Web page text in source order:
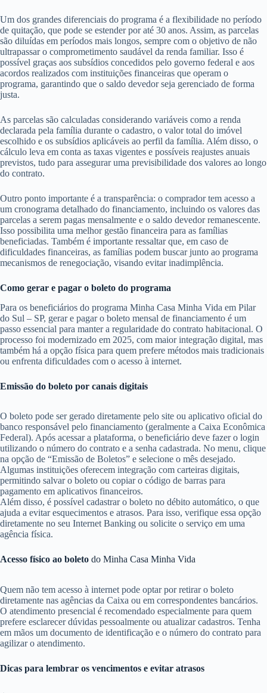
Um dos grandes diferenciais do programa é a flexibilidade no período
de quitação, que pode se estender por até 30 anos. Assim, as parcelas
são diluídas em períodos mais longos, sempre com o objetivo de não
ultrapassar o comprometimento saudável da renda familiar. Isso é
possível graças aos subsídios concedidos pelo governo federal e aos
acordos realizados com instituições financeiras que operam o
programa, garantindo que o saldo devedor seja gerenciado de forma
justa.
As parcelas são calculadas considerando variáveis como a renda
declarada pela família durante o cadastro, o valor total do imóvel
escolhido e os subsídios aplicáveis ao perfil da família. Além disso, o
cálculo leva em conta as taxas vigentes e possíveis reajustes anuais
previstos, tudo para assegurar uma previsibilidade dos valores ao longo
do contrato.
Outro ponto importante é a transparência: o comprador tem acesso a
um cronograma detalhado do financiamento, incluindo os valores das
parcelas a serem pagas mensalmente e o saldo devedor remanescente.
Isso possibilita uma melhor gestão financeira para as famílias
beneficiadas. Também é importante ressaltar que, em caso de
dificuldades financeiras, as famílias podem buscar junto ao programa
mecanismos de renegociação, visando evitar inadimplência.
Como gerar e pagar o boleto do programa
Para os beneficiários do programa Minha Casa Minha Vida em Pilar
do Sul – SP, gerar e pagar o boleto mensal de financiamento é um
passo essencial para manter a regularidade do contrato habitacional. O
processo foi modernizado em 2025, com maior integração digital, mas
também há a opção física para quem prefere métodos mais tradicionais
ou enfrenta dificuldades com o acesso à internet.
Emissão do boleto por canais digitais
O boleto pode ser gerado diretamente pelo site ou aplicativo oficial do
banco responsável pelo financiamento (geralmente a Caixa Econômica
Federal). Após acessar a plataforma, o beneficiário deve fazer o login
utilizando o número do contrato e a senha cadastrada. No menu, clique
na opção de “Emissão de Boletos” e selecione o mês desejado.
Algumas instituições oferecem integração com carteiras digitais,
permitindo salvar o boleto ou copiar o código de barras para
pagamento em aplicativos financeiros.
Além disso, é possível cadastrar o boleto no débito automático, o que
ajuda a evitar esquecimentos e atrasos. Para isso, verifique essa opção
diretamente no seu Internet Banking ou solicite o serviço em uma
agência física.
Acesso físico ao boleto do Minha Casa Minha Vida
Quem não tem acesso à internet pode optar por retirar o boleto
diretamente nas agências da Caixa ou em correspondentes bancários.
O atendimento presencial é recomendado especialmente para quem
prefere esclarecer dúvidas pessoalmente ou atualizar cadastros. Tenha
em mãos um documento de identificação e o número do contrato para
agilizar o atendimento.
Dicas para lembrar os vencimentos e evitar atrasos